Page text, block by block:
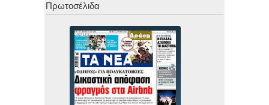
Πρωτοσέλιδα